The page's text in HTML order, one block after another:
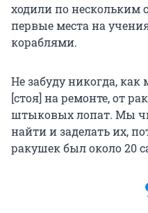
ходили по нескольким
первые места на
кораблями.
Не забуду никогда,
[стоя] на ремонте, от
штыковых лопат. Мы
найти и заделать их,
ракушек был около 20